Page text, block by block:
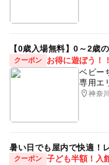
【0歳入場無料】0～2歳
クーポン
お得に遊ぼう！！
ベビー
専用エ
神奈
暑い日でも屋内で快適！
クーポン 子ども半額！入